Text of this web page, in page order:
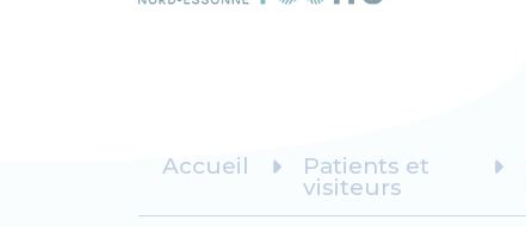
Accueil Patients et
visiteurs